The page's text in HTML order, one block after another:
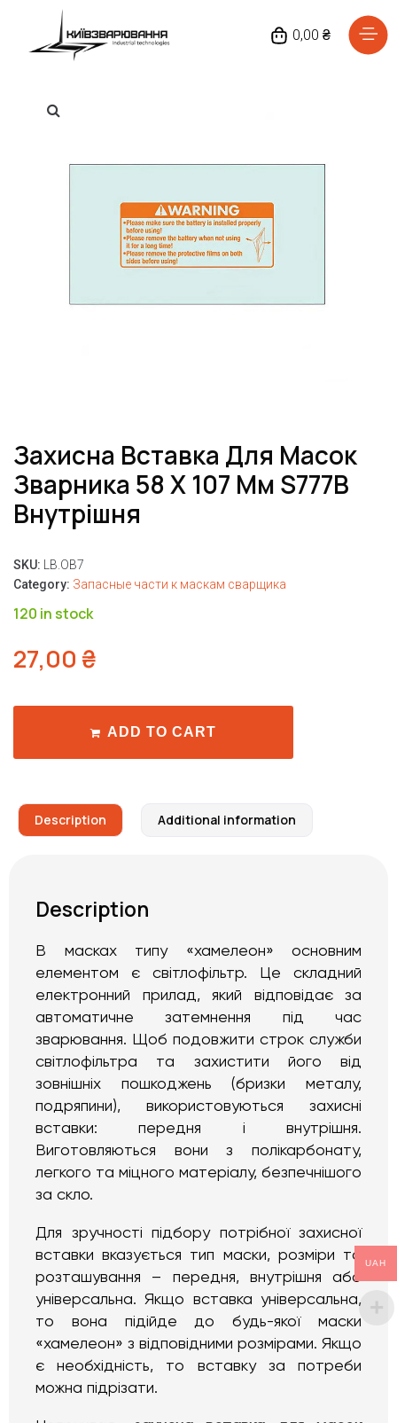
0,00 ₴
Захисна Вставка Для Масок
Зварника 58 Х 107 Мм S777B
Внутрішня
SKU: LB.OB7
Category: Запасные части к маскам сварщика
120 in stock
27,00 ₴
ADD TO CART
Description Additional information
Description
В масках типу «хамелеон» основним
елементом є світлофільтр. Це складний
електронний прилад, який відповідає за
автоматичне затемнення під час
зварювання. Щоб подовжити строк служби
світлофільтра та захистити його від
зовнішніх пошкоджень (бризки металу,
подряпини), використовуються захисні
вставки: передня і внутрішня.
Виготовляються вони з полікарбонату,
легкого та міцного матеріалу, безпечнішого
за скло.
Для зручності підбору потрібної захисної
вставки вказується тип маски, розміри та
розташування – передня, внутрішня або
універсальна. Якщо вставка універсальна,
то вона підійде до будь-якої маски
«хамелеон» з відповідними розмірами. Якщо
є необхідність, то вставку за потреби
можна підрізати.
Головна
Доставка та оплата
UAH